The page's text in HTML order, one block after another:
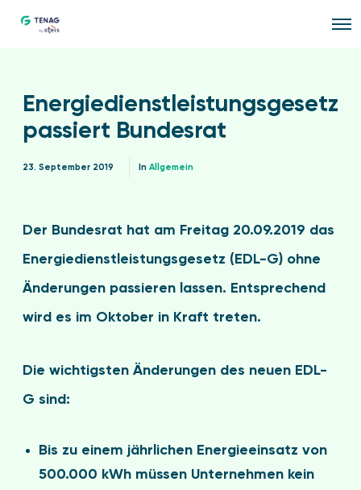
O
n
Energiedienstleistungsgesetz
passiert Bundesrat
23. September 2019 In Allgemein
Der Bundesrat hat am Freitag 20.09.2019 das
Energiedienstleistungsgesetz (EDL-G) ohne
Änderungen passieren lassen. Entsprechend
wird es im Oktober in Kraft treten.
Die wichtigsten Änderungen des neuen EDL-
G sind:
Bis zu einem jährlichen Energieeinsatz von
500.000 kWh müssen Unternehmen kein